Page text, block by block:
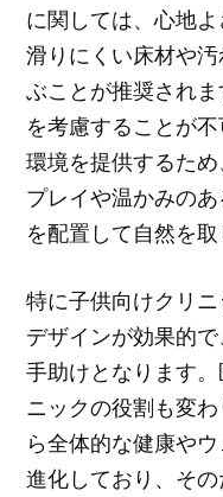
に関しては、心地
滑りにくい床材や
ぶことが推奨され
を考慮することが
環境を提供するた
プレイや温かみの
を配置して自然を取
特に子供向けクリ
デザインが効果的
手助けとなります
ニックの役割も変
ら全体的な健康や
進化しており、そ